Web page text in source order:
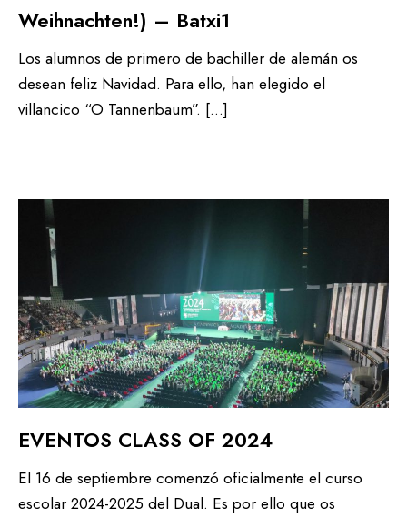
Weihnachten!) – Batxi1
Los alumnos de primero de bachiller de alemán os
desean feliz Navidad. Para ello, han elegido el
villancico “O Tannenbaum”. […]
EVENTOS CLASS OF 2024
El 16 de septiembre comenzó oficialmente el curso
escolar 2024-2025 del Dual. Es por ello que os